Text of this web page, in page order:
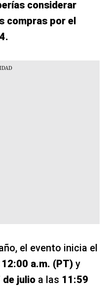
considerar
compras por el
el evento inicia el
12:00 a.m. (PT) y
de julio a las 11:59